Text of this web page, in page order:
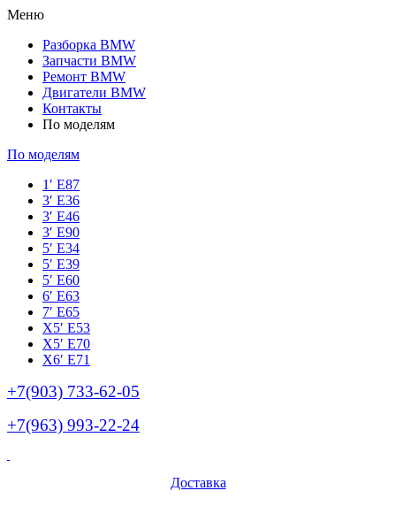
Меню
Разборка BMW
Запчасти BMW
Ремонт BMW
Двигатели BMW
Контакты
По моделям
По моделям
1′ E87
3′ E36
3′ E46
3′ E90
5′ E34
5′ E39
5′ E60
6′ E63
7′ E65
Х5′ E53
X5′ E70
X6′ E71
+7(903) 733-62-05
+7(963) 993-22-24
Доставка